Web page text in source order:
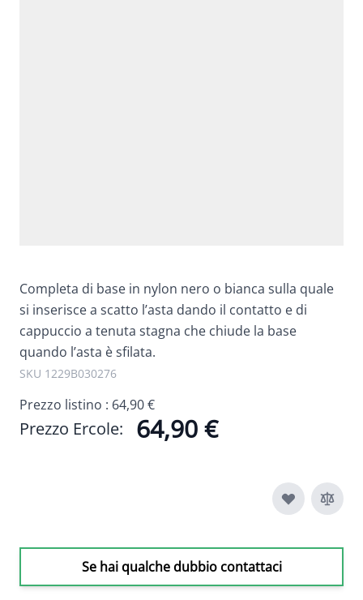
Completa di base in nylon nero o bianca sulla quale
si inserisce a scatto l’asta dando il contatto e di
cappuccio a tenuta stagna che chiude la base
quando l’asta è sfilata.
SKU 1229B030276
Prezzo listino : 64,90 €
Prezzo Ercole: 64,90 €
Se hai qualche dubbio contattaci